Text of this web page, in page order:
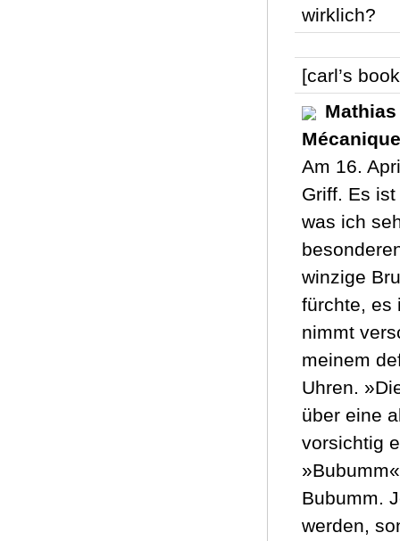
wirklich?
[carl’s
Am 16.
Griff. Es
was ich
winzige
fürchte, es
nimmt
meinem
Uhren.
über eine
vorsichtig
Bubumm.
werden,